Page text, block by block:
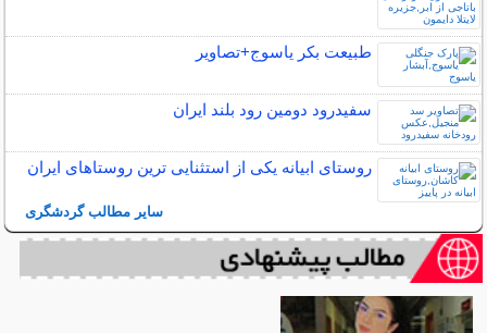
طبیعت بکر یاسوج+تصاویر
سفیدرود دومین رود بلند ایران
روستای ابیانه یکی از استثنایی ‏ترین روستاهای ایران
سایر مطالب گردشگری